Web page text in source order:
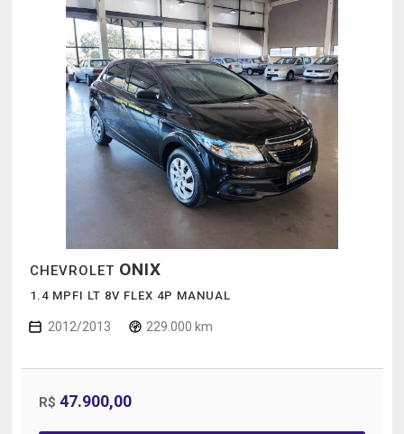
CHEVROLET ONIX
1.4 MPFI LT 8V FLEX 4P MANUAL
2012/2013 229.000 km
R$ 47.900,00